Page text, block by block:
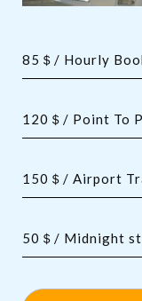
85＄/ Hourly
120＄/ Point To
150＄/ Airport
50＄/ Midnight